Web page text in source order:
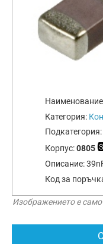
Категория:
Подкатегория:
Корпус:0805
Описание:
Код за
Изображението е